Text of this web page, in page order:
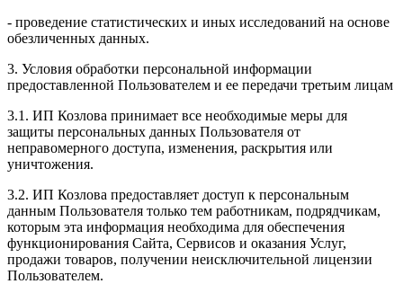
- проведение статистических и иных исследований на основе
обезличенных данных.
3. Условия обработки персональной информации
предоставленной Пользователем и ее передачи третьим лицам
3.1. ИП Козлова принимает все необходимые меры для
защиты персональных данных Пользователя от
неправомерного доступа, изменения, раскрытия или
уничтожения.
3.2. ИП Козлова предоставляет доступ к персональным
данным Пользователя только тем работникам, подрядчикам,
которым эта информация необходима для обеспечения
функционирования Сайта, Сервисов и оказания Услуг,
продажи товаров, получении неисключительной лицензии
Пользователем.